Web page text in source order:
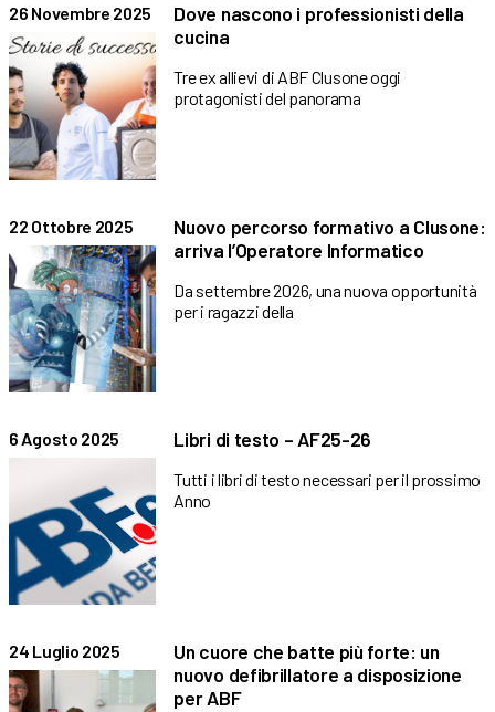
26 Novembre 2025
Dove nascono i professionisti della
cucina
Tre ex allievi di ABF Clusone oggi
protagonisti del panorama
22 Ottobre 2025
Nuovo percorso formativo a Clusone:
arriva l’Operatore Informatico
Da settembre 2026, una nuova opportunità
per i ragazzi della
6 Agosto 2025 Libri di testo – AF25-26
Tutti i libri di testo necessari per il prossimo
Anno
24 Luglio 2025
Un cuore che batte più forte: un
nuovo defibrillatore a disposizione
per ABF